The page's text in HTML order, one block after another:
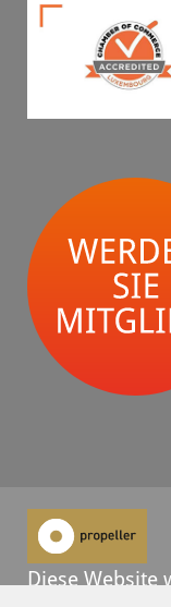
Diese Website